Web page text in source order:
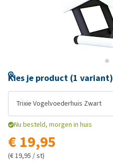
Kies je product (1 variant)
Trixie Vogelvoederhuis Zwart
Nu besteld, morgen in huis
€ 19,95
(€ 19,95 / st)